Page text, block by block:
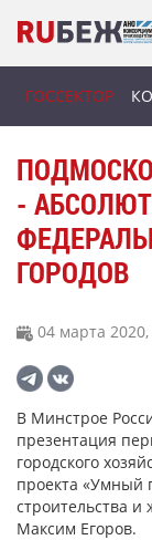
ГОССЕКТОР
-
ГОРОДОВ
04 марта
В Минстрое
презентация
городского
проекта «Умный
строительства
Максим Егоров.